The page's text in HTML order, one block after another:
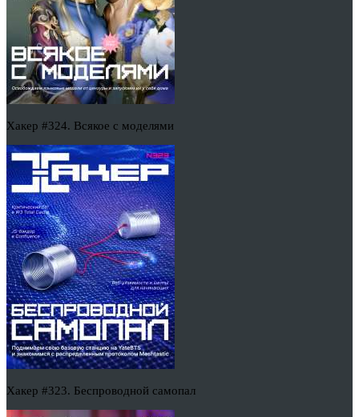
Хакер #324. Всякое с моделями
Хакер #323. Беспроводной самопал